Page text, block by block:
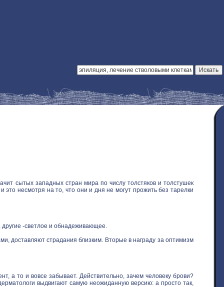
сытых западных стран мира по числу толстяков и толстушек
это несмотря на то, что они и дня не могут прожить без тарелки
другие -светлое и обнадеживающее.
доставляют страдания близким. Вторые в награду за оптимизм
а то и вовсе забывает. Действительно, зачем человеку брови?
выдвигают самую неожиданную версию: а просто так,